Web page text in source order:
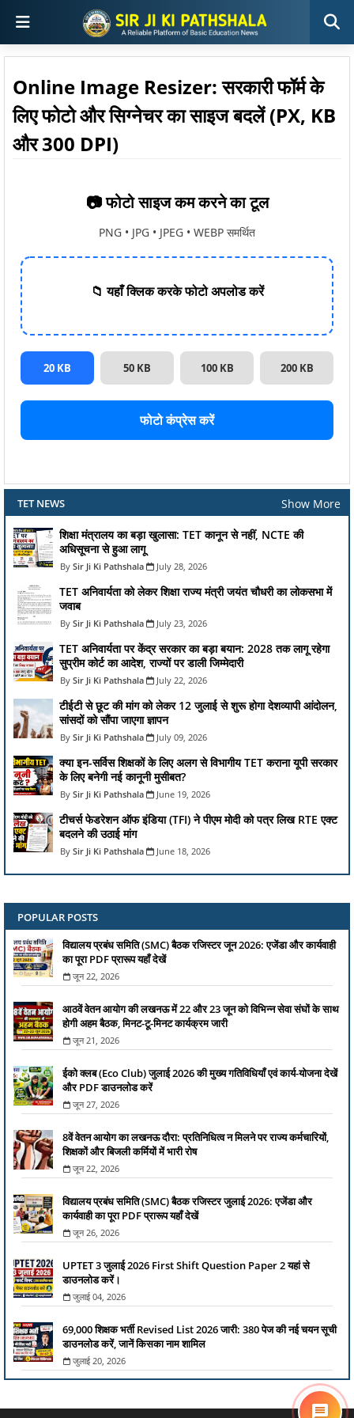
Online Image Resizer: सरकारी फॉर्म के
लिए फोटो और सिग्नेचर का साइज बदलें (PX, KB
और 300 DPI)
📷 फोटो साइज कम करने का टूल
PNG • JPG • JPEG • WEBP समर्थित
📁 यहाँ क्लिक करके फोटो अपलोड करें
20 KB 50 KB 100 KB 200 KB
फोटो कंप्रेस करें
TET NEWS Show More
शिक्षा मंत्रालय का बड़ा खुलासा: TET कानून से नहीं, NCTE की
अधिसूचना से हुआ लागू
Sir Ji Ki Pathshala July 28, 2026
TET अनिवार्यता को लेकर शिक्षा राज्य मंत्री जयंत चौधरी का लोकसभा में
जवाब
Sir Ji Ki Pathshala July 23, 2026
TET अनिवार्यता पर केंद्र सरकार का बड़ा बयान: 2028 तक लागू रहेगा
सुप्रीम कोर्ट का आदेश, राज्यों पर डाली जिम्मेदारी
Sir Ji Ki Pathshala July 22, 2026
टीईटी से छूट की मांग को लेकर 12 जुलाई से शुरू होगा देशव्यापी आंदोलन,
सांसदों को सौंपा जाएगा ज्ञापन
Sir Ji Ki Pathshala July 09, 2026
क्या इन-सर्विस शिक्षकों के लिए अलग से विभागीय TET कराना यूपी सरकार
के लिए बनेगी नई कानूनी मुसीबत?
Sir Ji Ki Pathshala June 19, 2026
टीचर्स फेडरेशन ऑफ इंडिया (TFI) ने पीएम मोदी को पत्र लिख RTE एक्ट
बदलने की उठाई मांग
Sir Ji Ki Pathshala June 18, 2026
POPULAR POSTS
विद्यालय प्रबंध समिति (SMC) बैठक रजिस्टर जून 2026: एजेंडा और कार्यवाही
का पूरा PDF प्रारूप यहाँ देखें
जून 22, 2026
आठवें वेतन आयोग की लखनऊ में 22 और 23 जून को विभिन्न सेवा संघों के साथ
होगी अहम बैठक, मिनट-टू-मिनट कार्यक्रम जारी
जून 21, 2026
ईको क्लब (Eco Club) जुलाई 2026 की मुख्य गतिविधियाँ एवं कार्य-योजना देखें
और PDF डाउनलोड करें
जून 27, 2026
8वें वेतन आयोग का लखनऊ दौरा: प्रतिनिधित्व न मिलने पर राज्य कर्मचारियों,
शिक्षकों और बिजली कर्मियों में भारी रोष
जून 22, 2026
विद्यालय प्रबंध समिति (SMC) बैठक रजिस्टर जुलाई 2026: एजेंडा और
कार्यवाही का पूरा PDF प्रारूप यहाँ देखें
जून 26, 2026
UPTET 3 जुलाई 2026 First Shift Question Paper 2 यहां से
डाउनलोड करें।
जुलाई 04, 2026
69,000 शिक्षक भर्ती Revised List 2026 जारी: 380 पेज की नई चयन सूची
डाउनलोड करें, जानें किसका नाम शामिल
जुलाई 20, 2026